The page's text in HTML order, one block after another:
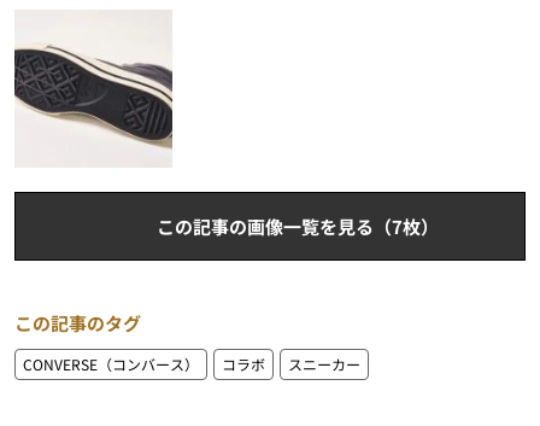
この記事の画像一覧を見る（7枚）
この記事のタグ
CONVERSE（コンバース） コラボ スニーカー